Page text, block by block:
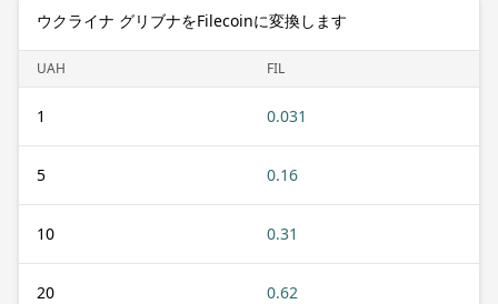
ウクライナ グリブナをFilecoinに変換します
UAH FIL
1 0.031
5 0.16
10 0.31
20 0.62